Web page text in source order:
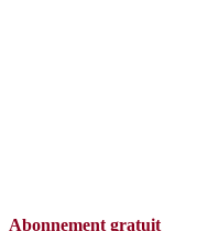
Abonnement gratuit